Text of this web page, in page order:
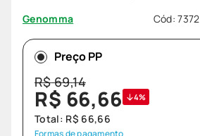
Genomma
Cód:
Preço PP
R$69,14
R$ 66,66 4%
Total: R$ 66,66